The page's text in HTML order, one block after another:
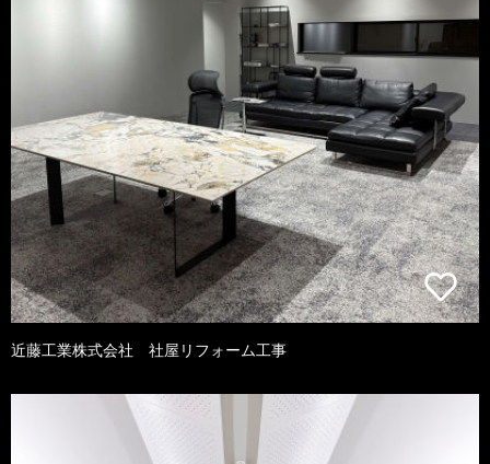
近藤工業株式会社 社屋リフォーム工事